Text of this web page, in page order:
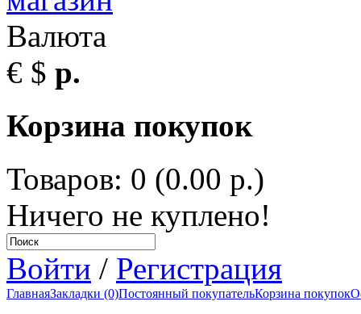
Валюта
€ $ р.
Корзина покупок
Товаров: 0 (0.00 р.)
Ничего не куплено!
Войти / Регистрация
ГлавнаяЗакладки (0)Постоянный покупательКорзина покупок